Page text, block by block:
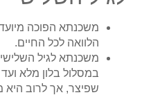
הלוואה לכל החיים.